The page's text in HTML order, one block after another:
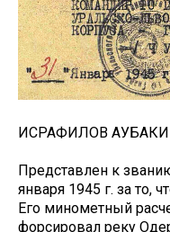
ИСРАФИЛОВ
Представлен к
января 1945 г. за то,
Его минометный
форсировал реку